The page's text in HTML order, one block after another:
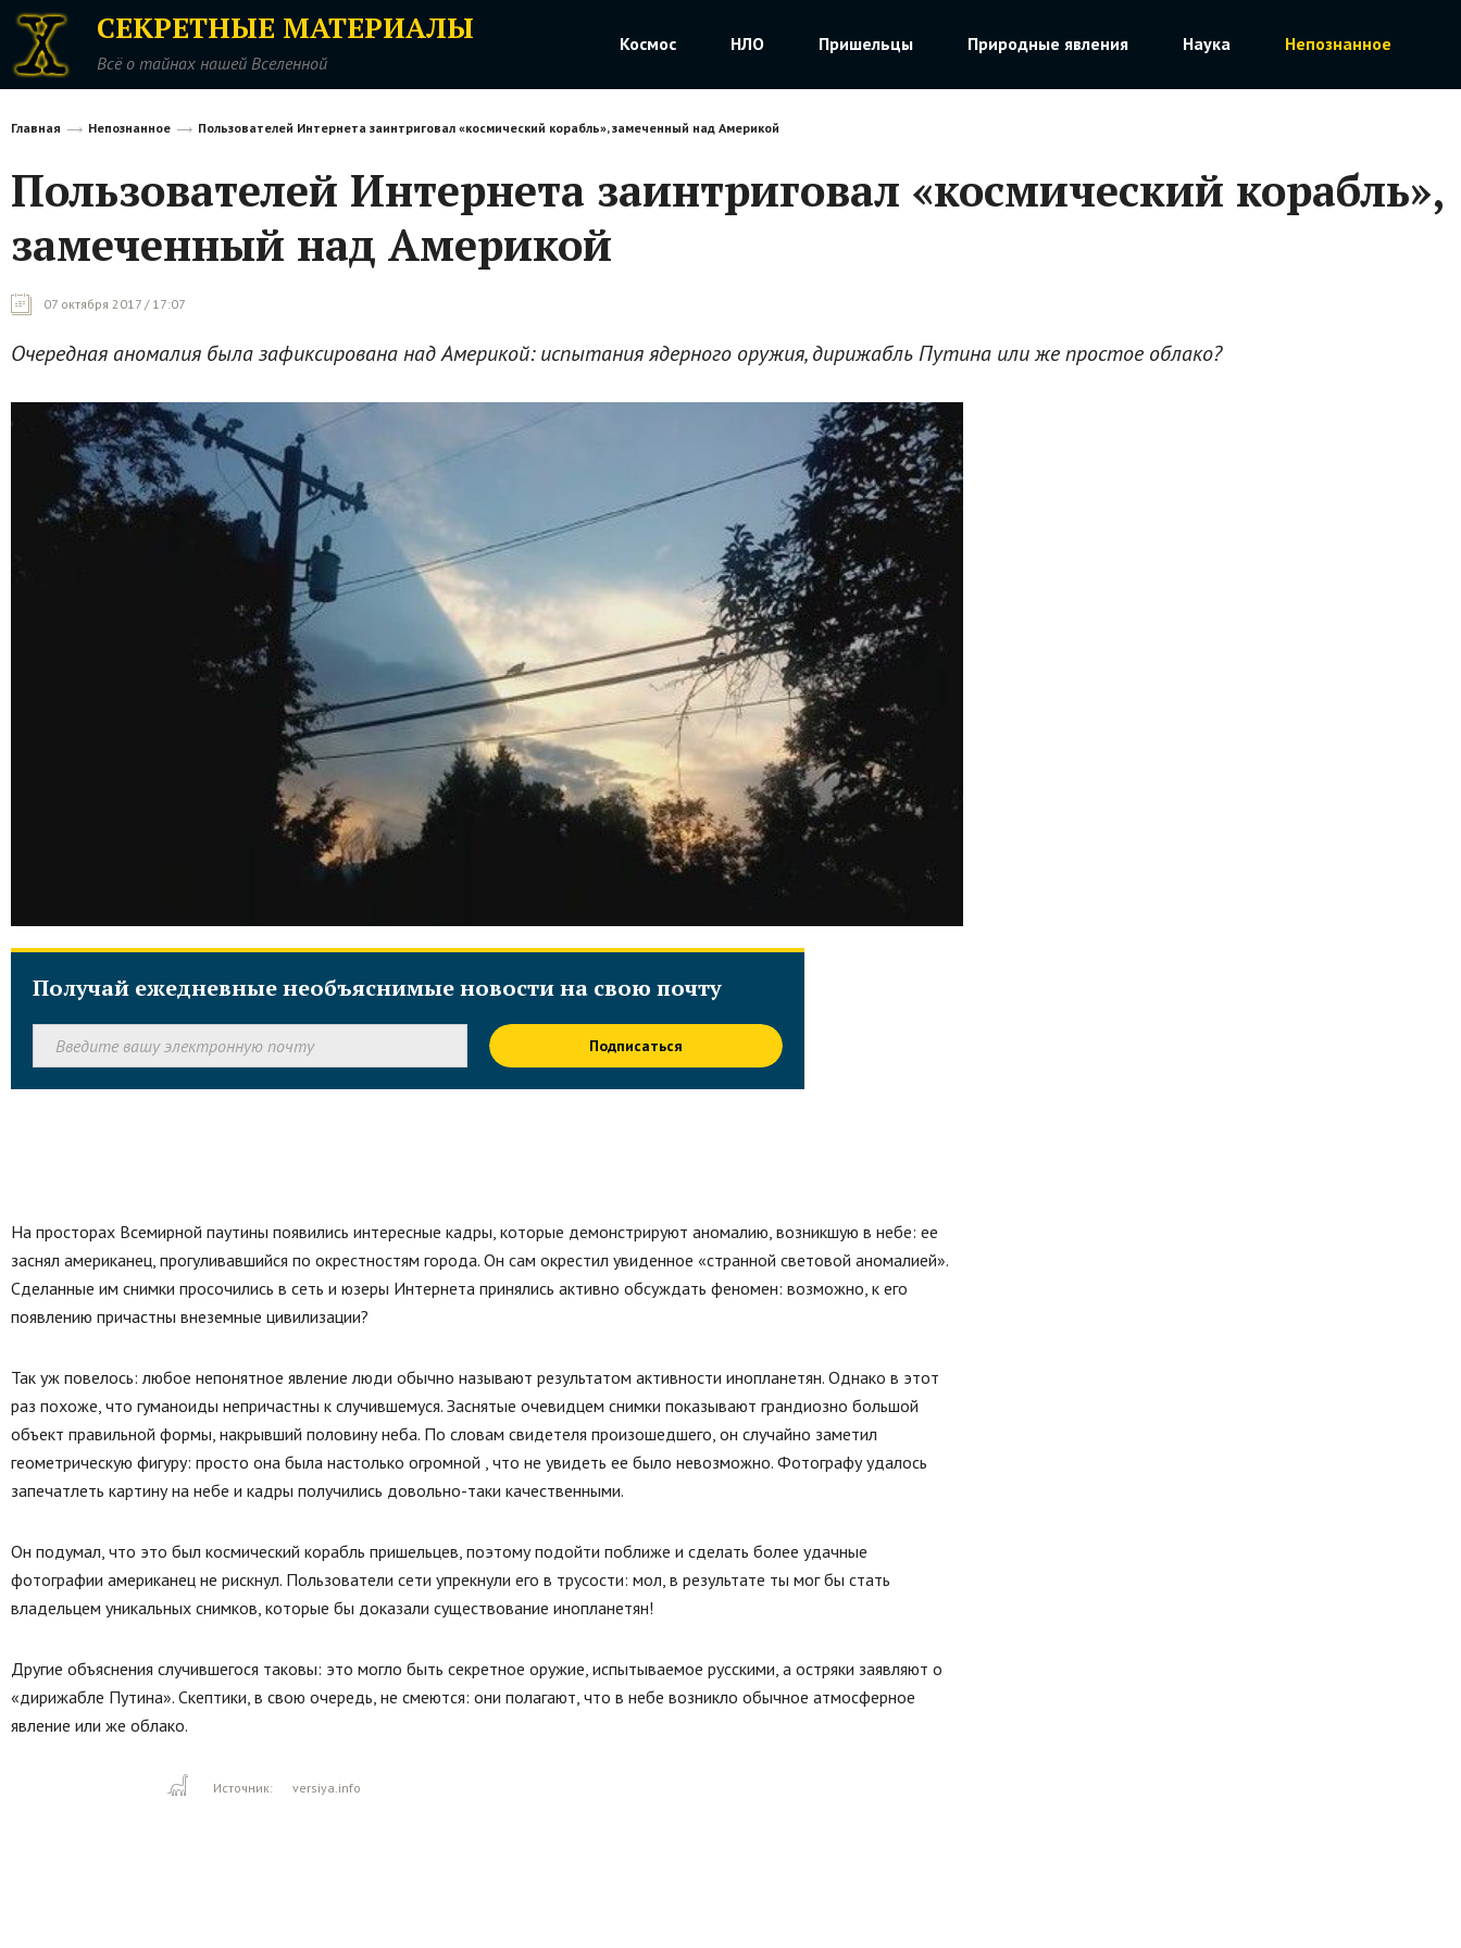
СЕКРЕТНЫЕ МАТЕРИАЛЫ
Всё о тайнах нашей Вселенной
Космос НЛО Пришельцы Природные явления Наука Непознанное
Главная Непознанное Пользователей Интернета заинтриговал «космический корабль», замеченный над Америкой
Пользователей Интернета заинтриговал «космический корабль»,
замеченный над Америкой
07 октября 2017 / 17:07
Очередная аномалия была зафиксирована над Америкой: испытания ядерного оружия, дирижабль Путина или же простое облако?
Получай ежедневные необъяснимые новости на свою почту
Подписаться
На просторах Всемирной паутины появились интересные кадры, которые демонстрируют аномалию, возникшую в небе: ее
заснял американец, прогуливавшийся по окрестностям города. Он сам окрестил увиденное «странной световой аномалией».
Сделанные им снимки просочились в сеть и юзеры Интернета принялись активно обсуждать феномен: возможно, к его
появлению причастны внеземные цивилизации?
Так уж повелось: любое непонятное явление люди обычно называют результатом активности инопланетян. Однако в этот
раз похоже, что гуманоиды непричастны к случившемуся. Заснятые очевидцем снимки показывают грандиозно большой
объект правильной формы, накрывший половину неба. По словам свидетеля произошедшего, он случайно заметил
геометрическую фигуру: просто она была настолько огромной , что не увидеть ее было невозможно. Фотографу удалось
запечатлеть картину на небе и кадры получились довольно-таки качественными.
Он подумал, что это был космический корабль пришельцев, поэтому подойти поближе и сделать более удачные
фотографии американец не рискнул. Пользователи сети упрекнули его в трусости: мол, в результате ты мог бы стать
владельцем уникальных снимков, которые бы доказали существование инопланетян!
Другие объяснения случившегося таковы: это могло быть секретное оружие, испытываемое русскими, а остряки заявляют о
«дирижабле Путина». Скептики, в свою очередь, не смеются: они полагают, что в небе возникло обычное атмосферное
явление или же облако.
Источник: versiya.info